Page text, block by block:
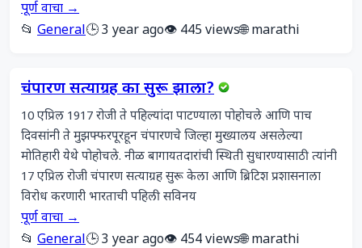
पूर्ण वाचा →
📂 General🕒 3 year ago👁️ 445 views🌐 marathi
चंपारण सत्याग्रह का सुरू झाला?
10 एप्रिल 1917 रोजी ते पहिल्यांदा पाटण्याला पोहोचले आणि पाच
दिवसांनी ते मुझफ्फरपूरहून चंपारणचे जिल्हा मुख्यालय असलेल्या
मोतिहारी येथे पोहोचले. नीळ बागायतदारांची स्थिती सुधारण्यासाठी त्यांनी
17 एप्रिल रोजी चंपारण सत्याग्रह सुरू केला आणि ब्रिटिश प्रशासनाला
विरोध करणारी भारताची पहिली सविनय
पूर्ण वाचा →
📂 General🕒 3 year ago👁️ 454 views🌐 marathi